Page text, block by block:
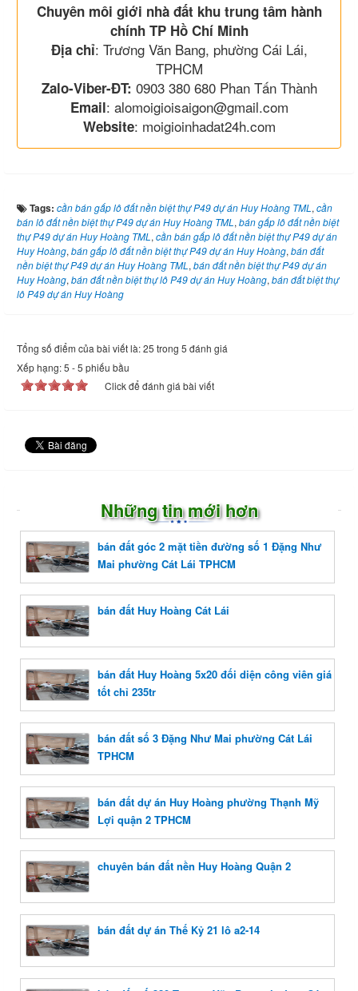
Chuyên môi giới nhà đất khu trung tâm hành
chính TP Hồ Chí Minh
Địa chỉ: Trương Văn Bang, phường Cái Lái,
TPHCM
Zalo-Viber-ĐT: 0903 380 680 Phan Tấn Thành
Email: alomoigioisaigon@gmail.com
Website: moigioinhadat24h.com
Tags: cần bán gấp lô đất nền biệt thự P49 dự án Huy Hoàng TML , cần
bán lô đất nền biệt thự P49 dự án Huy Hoàng TML , bán gấp lô đất nền biệt
thự P49 dự án Huy Hoàng TML , cần bán gấp lô đất nền biệt thự P49 dự án
Huy Hoàng, bán gấp lô đất nền biệt thự P49 dự án Huy Hoàng, bán đất
nền biệt thự P49 dự án Huy Hoàng TML , bán đất nền biệt thự P49 dự án
Huy Hoàng, bán đất nền biệt thự lô P49 dự án Huy Hoàng, bán đất biệt thự
lô P49 dự án Huy Hoàng
Tổng số điểm của bài viết là: 25 trong 5 đánh giá
Xếp hạng:5 -5 phiếu bầu
Click để đánh giá bài viết
Những tin mới hơn
bán đất góc 2 mặt tiền đường số 1 Đặng Như
Mai phường Cát Lái TPHCM
bán đất Huy Hoàng Cát Lái
bán đất Huy Hoàng 5x20 đối diện công viên giá
tốt chỉ 235tr
bán đất số 3 Đặng Như Mai phường Cát Lái
TPHCM
bán đất dự án Huy Hoàng phường Thạnh Mỹ
Lợi quận 2 TPHCM
chuyên bán đất nền Huy Hoàng Quận 2
bán đất dự án Thế Kỷ 21 lô a2-14